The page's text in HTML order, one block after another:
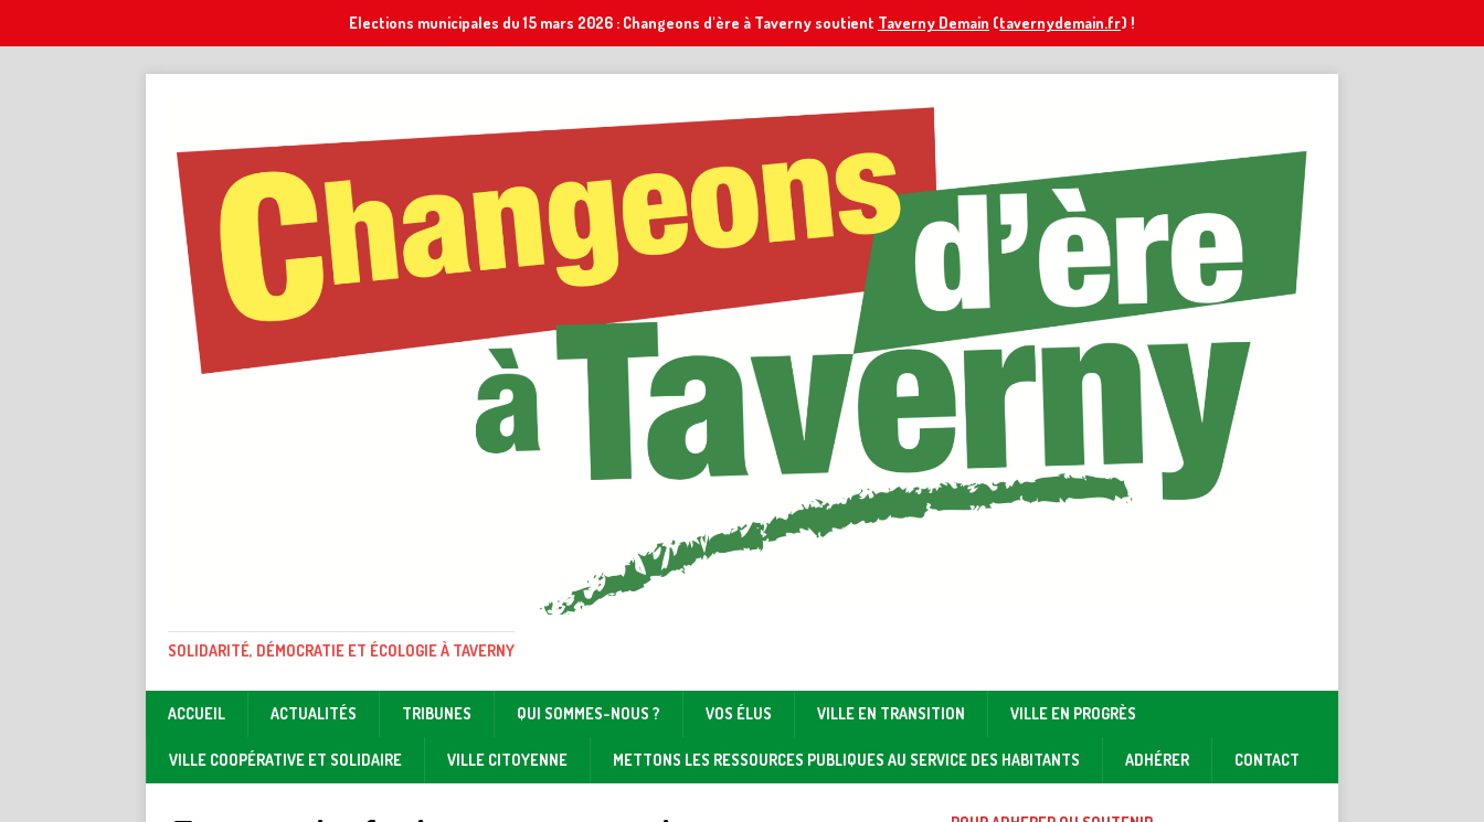
Elections municipales du 15 mars 2026 : Changeons d'ère à Taverny soutient Taverny Demain (tavernydemain.fr) !
SOLIDARITÉ, DÉMOCRATIE ET ÉCOLOGIE À TAVERNY
ACCUEIL ACTUALITÉS TRIBUNES QUI SOMMES-NOUS ? VOS ÉLUS VILLE EN TRANSITION VILLE EN PROGRÈS
VILLE COOPÉRATIVE ET SOLIDAIRE VILLE CITOYENNE METTONS LES RESSOURCES PUBLIQUES AU SERVICE DES HABITANTS ADHÉRER CONTACT